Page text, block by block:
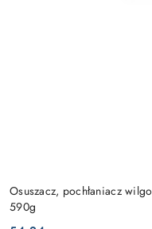
Osuszacz, pochłaniacz
590g